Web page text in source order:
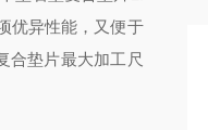
优异性能，又便于
合垫片最大加工尺